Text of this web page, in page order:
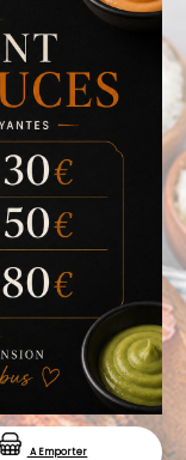
A Emporter